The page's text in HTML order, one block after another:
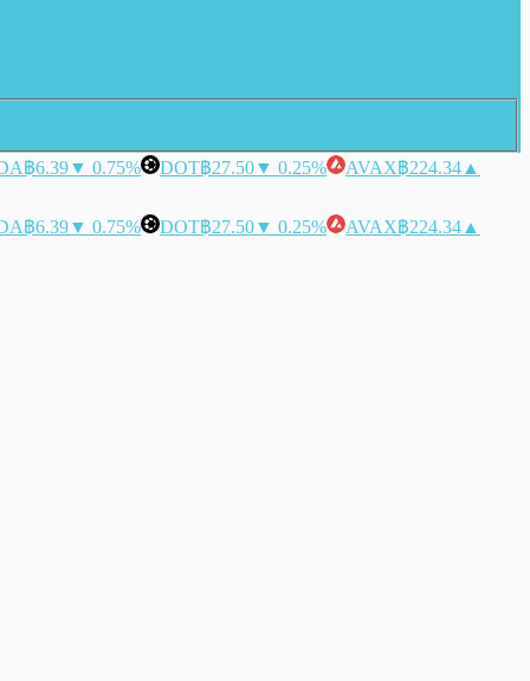
฿6.39▼ 0.75% DOT฿27.50▼ 0.25% AVAX฿224.34 ▲
฿6.39▼ 0.75% DOT฿27.50▼ 0.25% AVAX฿224.34 ▲